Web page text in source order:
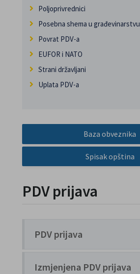
Poljoprivrednici
Posebna shema u građevinarstvu
Povrat PDV-a
EUFOR i NATO
Strani državljani
Uplata PDV-a
Baza obveznika
Spisak opština
PDV prijava
PDV prijava
Izmjenjena PDV prijava